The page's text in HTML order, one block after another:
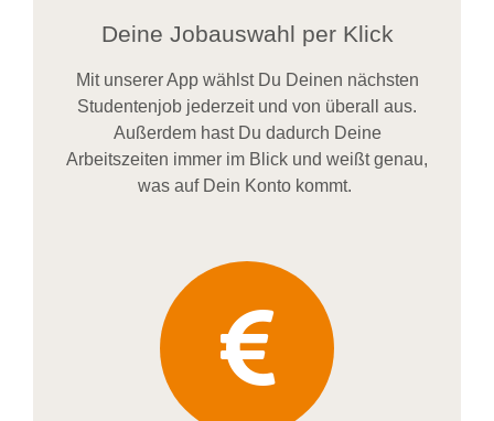
Deine Jobauswahl per Klick
Mit unserer App wählst Du Deinen nächsten
Studentenjob jederzeit und von überall aus.
Außerdem hast Du dadurch Deine
Arbeitszeiten immer im Blick und weißtgenau,
was auf Dein Konto kommt.